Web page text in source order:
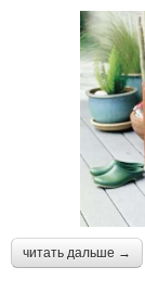
читать дальше →